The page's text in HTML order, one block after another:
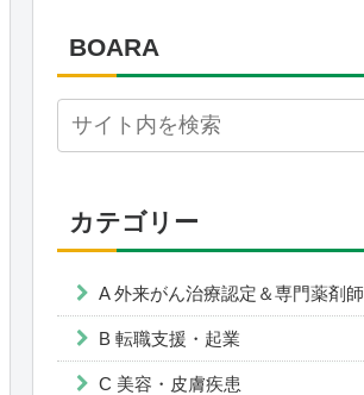
BOARA
カテゴリー
A 外来がん治療認定＆専門薬剤師
B 転職支援・起業
C 美容・皮膚疾患